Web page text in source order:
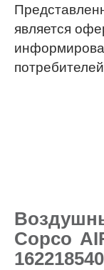
является
Copco